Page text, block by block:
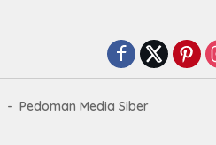
Pedoman Media Siber